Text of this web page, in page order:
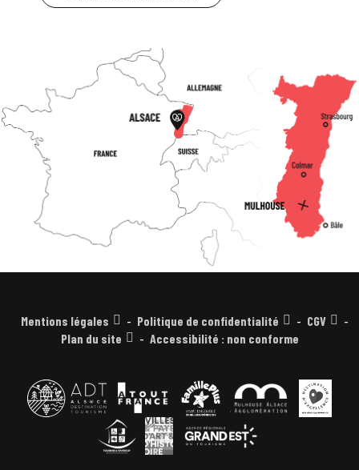
Mentions légales Politique de confidentialité
CGV
Plan du site
Accessibilité : non conforme